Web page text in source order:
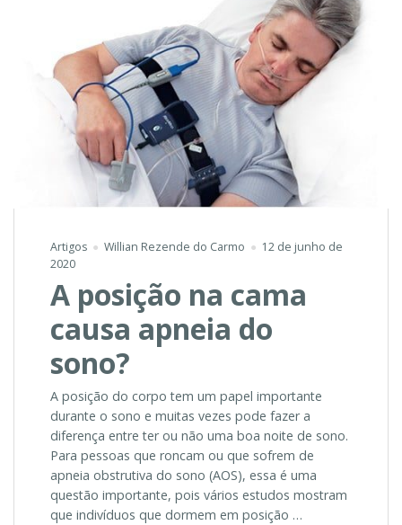
Artigos Willian Rezende do Carmo
12 de junho de
2020
A posição na cama
causa apneia do
sono?
A posição do corpo tem um papel importante
durante o sono e muitas vezes pode fazer a
diferença entre ter ou não uma boa noite de sono.
Para pessoas que roncam ou que sofrem de
apneia obstrutiva do sono (AOS), essa é uma
questão importante, pois vários estudos mostram
que indivíduos que dormem em posição …